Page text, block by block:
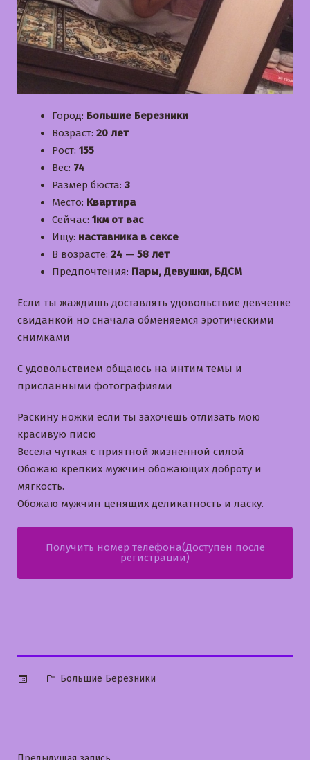
Город: Большие Березники
Возраст: 20 лет
Рост: 155
Вес: 74
Размер бюста: 3
Место: Квартира
Сейчас: 1км от вас
Ищу: наставника в сексе
В возрасте: 24 — 58 лет
Предпочтения: Пары, Девушки, БДСМ
Если ты жаждишь доставлять удовольствие девченке
свиданкой но сначала обменяемся эротическими
снимками
С удовольствием общаюсь на интим темы и
приcланными фотографиями
Раскину ножки если ты захочешь отлизать мою
красивую писю
Bесела чуткая с приятной жизненной силой
Обожаю крепких мужчин обожающих доброту и
мягкость.
Обожаю мужчин ценящих деликатность и ласку.
Получить номер телефона(Доступен после
регистрации)
Опубликовано
Большие Березники